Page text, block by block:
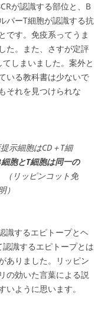
が認識する部位と、B
パーT細胞が認識する抗
です。免疫系ってうま
た。また、さすが定評
しまいました。案外と
いる教科書は少ないで
それを見つけられな
示細胞はCD＋T細
胞とT細胞は同一の
（リッピンコット免
識するエピトープとヘ
識するエピトープとは
ありました。リッピン
の効いた言葉による説
ように思います。